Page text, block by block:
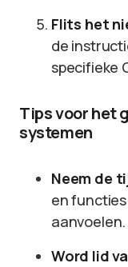
Flits het
de
specifieke
Tips voor het
systemen
Neem de
en
aanvoelen.
Word lid